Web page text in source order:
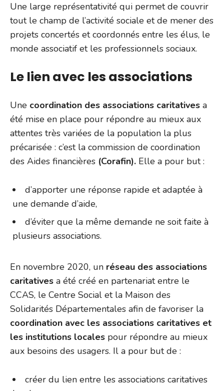
Une large représentativité qui permet de couvrir
tout le champ de l’activité sociale et de mener des
projets concertés et coordonnés entre les élus, le
monde associatif et les professionnels sociaux.
Le lien avec les associations
Une coordination des associations caritatives a
été mise en place pour répondre au mieux aux
attentes très variées de la population la plus
précarisée : c’est la commission de coordination
des Aides financières (Corafin). Elle a pour but :
d’apporter une réponse rapide et adaptée à
une demande d’aide,
d’éviter que la même demande ne soit faite à
plusieurs associations.
En novembre 2020, un réseau des associations
caritatives a été créé en partenariat entre le
CCAS, le Centre Social et la Maison des
Solidarités Départementales afin de favoriser la
coordination avec les associations caritatives et
les institutions locales pour répondre au mieux
aux besoins des usagers. Il a pour but de :
créer du lien entre les associations caritatives